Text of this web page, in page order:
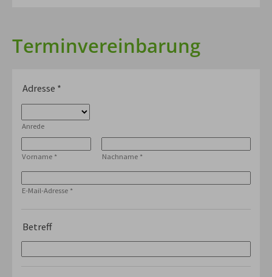
Terminvereinbarung
Adresse *
Anrede
Vorname * Nachname *
E-Mail-Adresse *
Betreff